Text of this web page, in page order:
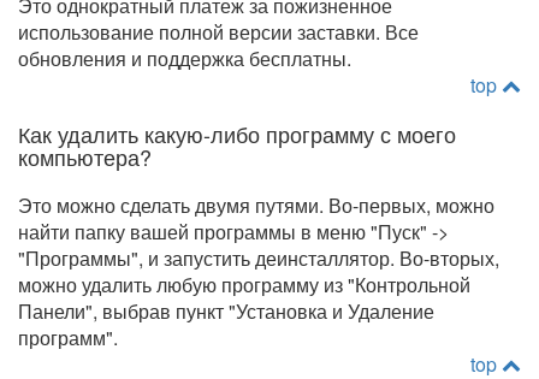
использование полной версии заставки. Все
обновления и поддержка бесплатны.
top
Как удалить какую-либо программу с моего
компьютера?
Это можно сделать двумя путями. Во-первых, можно
найти папку вашей программы в меню "Пуск" ->
"Программы", и запустить деинсталлятор. Во-вторых,
можно удалить любую программу из "Контрольной
Панели", выбрав пункт "Установка и Удаление
программ".
top